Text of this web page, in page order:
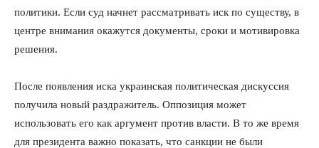
политики. Если суд начнет рассматривать иск по существу, в
центре внимания окажутся документы, сроки и мотивировка
решения.
После появления иска украинская политическая дискуссия
получила новый раздражитель. Оппозиция может
использовать его как аргумент против власти. В то же время
для президента важно показать, что санкции не были